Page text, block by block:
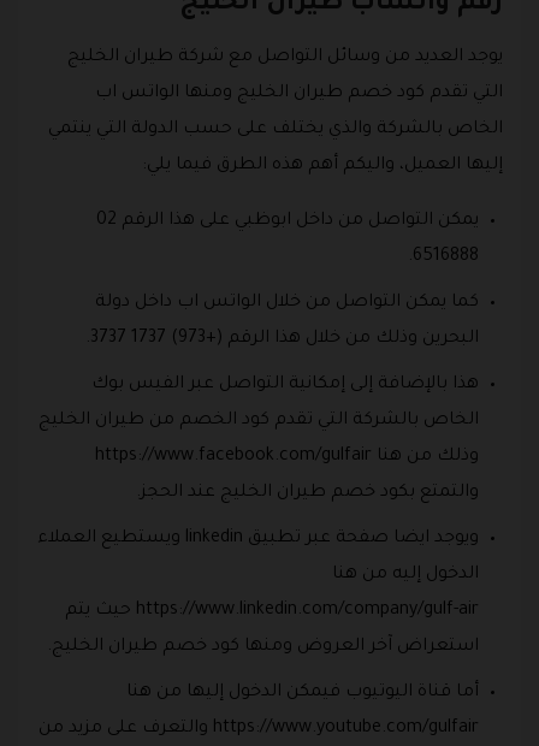
يوجد العديد من وسائل التواصل مع شركة طيران الخليج
التي تقدم كود خصم طيران الخليج ومنها الواتس اب
الخاص بالشركة والذي يختلف على حسب الدولة التي ينتمي
إليها العميل، واليكم أهم هذه الطرق فيما يلي:
يمكن التواصل من داخل ابوظبي على هذا الرقم 02
6516888.
كما يمكن التواصل من خلال الواتس اب داخل دولة
البحرين وذلك من خلال هذا الرقم (+973) 1737 3737.
هذا بالإضافة إلى إمكانية التواصل عبر الفيس بوك
الخاص بالشركة التي تقدم كود الخصم من طيران الخليج
وذلك من هنا https://www.facebook.com/gulfair
والتمتع بكود خصم طيران الخليج عند الحجز.
ويوجد ايضا صفحة عبر تطبيق linkedin ويستطيع العملاء
الدخول إليه من هنا
https://www.linkedin.com/company/gulf-air حيث يتم
استعراض آخر العروض ومنها كود خصم طيران الخليج.
أما قناة اليوتيوب فيمكن الدخول إليها من هنا
https://www.youtube.com/gulfair والتعرف على مزيد من